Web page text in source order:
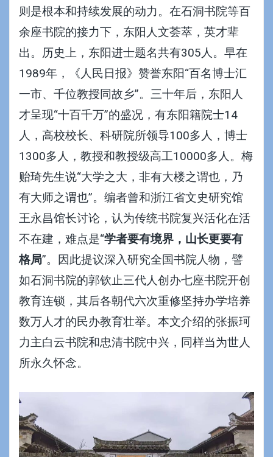
则是根本和持续发展的动力。在石洞书院等百
余座书院的接力下，东阳人文荟萃，英才辈
出。历史上，东阳进士题名共有305人。早在
1989年，《人民日报》赞誉东阳“百名博士汇
一市、千位教授同故乡”。三十年后，东阳人
才呈现“十百千万”的盛况，有东阳籍院士14
人，高校校长、科研院所领导100多人，博士
1300多人，教授和教授级高工10000多人。梅
贻琦先生说“大学之大，非有大楼之谓也，乃
有大师之谓也”。编者曾和浙江省文史研究馆
王永昌馆长讨论，认为传统书院复兴活化在活
不在建，难点是“学者要有境界，山长更要有
格局”。因此提议深入研究全国书院人物，譬
如石洞书院的郭钦止三代人创办七座书院开创
教育连锁，其后各朝代六次重修坚持办学培养
数万人才的民办教育壮举。本文介绍的张振珂
力主白云书院和忠清书院中兴，同样当为世人
所永久怀念。